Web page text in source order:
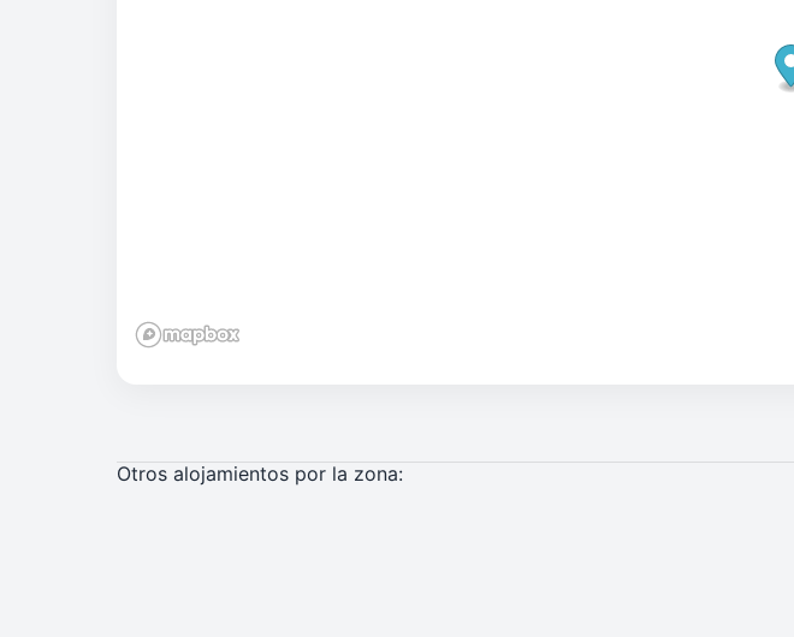
Otros alojamientos por la zona: